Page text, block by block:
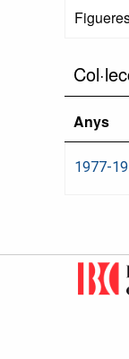
Anys
1977-